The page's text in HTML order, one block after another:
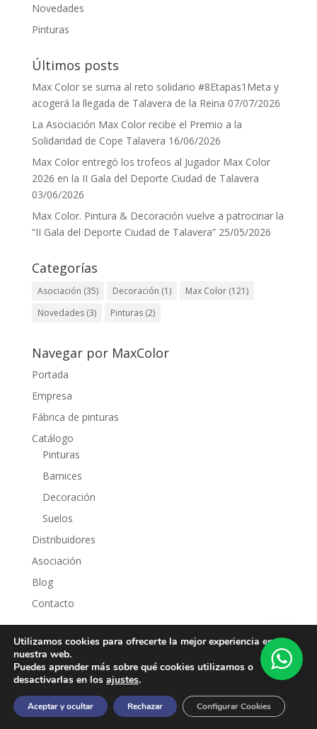
Novedades
Pinturas
Últimos posts
Max Color se suma al reto solidario #8Etapas1Meta y
acogerá la llegada de Talavera de la Reina 07/07/2026
La Asociación Max Color recibe el Premio a la
Solidaridad de Cope Talavera 16/06/2026
Max Color entregó los trofeos al Jugador Max Color
2026 en la II Gala del Deporte Ciudad de Talavera
03/06/2026
Max Color. Pintura & Decoración vuelve a patrocinar la
“II Gala del Deporte Ciudad de Talavera” 25/05/2026
Categorías
Asociación (35) Decoración (1) Max Color(121)
Novedades(3) Pinturas(2)
Navegar por MaxColor
Portada
Empresa
Fábrica de pinturas
Catálogo
Pinturas
Barnices
Decoración
Suelos
Distribuidores
Asociación
Blog
Contacto
Aviso legal| Política de privacidad|Política de
cookies
Utilizamos cookies para ofrecerte la mejor experiencia en
nuestra web.
Puedes aprender más sobre qué cookies utilizamos o
desactivarlas en los ajustes.
Aceptar y ocultar Rechazar Configurar Cookies